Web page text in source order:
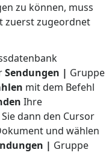
zu können, muss
zuerst zugeordnet
Sendungen | Gruppe
mit dem Befehl
Ihre
dann den Cursor
und wählen
| Gruppe